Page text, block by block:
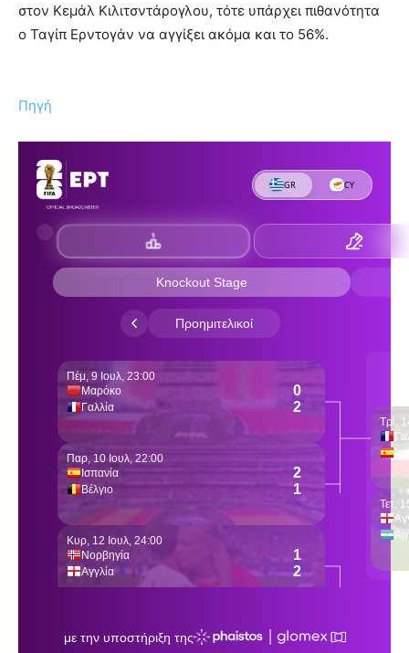
στον Κεμάλ Κιλιτσντάρογλου, τότε υπάρχει πιθανότητα
ο Ταγίπ Ερντογάν να αγγίξει ακόμα και το 56%.
Πηγή